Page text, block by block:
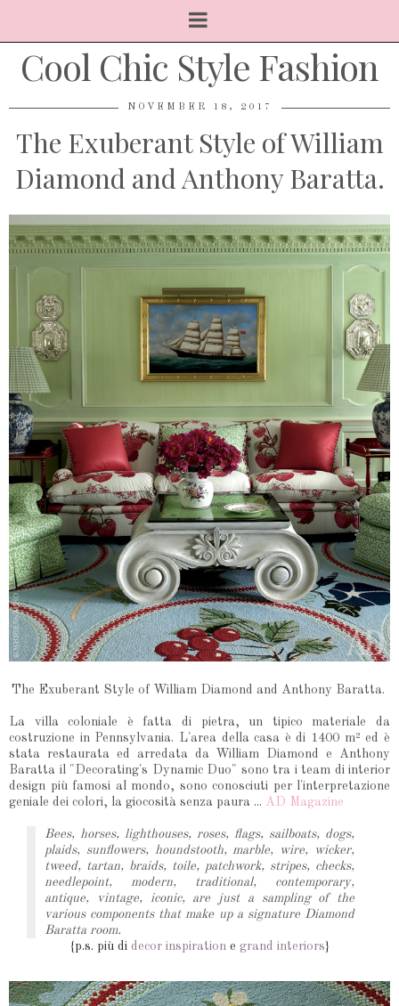
Cool Chic Style Fashion
NOVEMBER 18, 2017
The Exuberant Style of William
Diamond and Anthony Baratta.
The Exuberant Style of William Diamond and Anthony Baratta.
La villa coloniale è fatta di pietra, un tipico materiale da
costruzione in Pennsylvania. L'area della casa è di 1400 m² ed è
stata restaurata ed arredata da William Diamond e Anthony
Baratta il "Decorating's Dynamic Duo" sono tra i team di interior
design più famosi al mondo, sono conosciuti per l'interpretazione
geniale dei colori, la giocosità senza paura ... AD Magazine
Bees, horses, lighthouses, roses, flags, sailboats, dogs,
plaids, sunflowers, houndstooth, marble, wire, wicker,
tweed, tartan, braids, toile, patchwork, stripes, checks,
needlepoint, modern, traditional, contemporary,
antique, vintage, iconic, are just a sampling of the
various components that make up a signature Diamond
Baratta room.
{p.s. più di decor inspiratione grand interiors}